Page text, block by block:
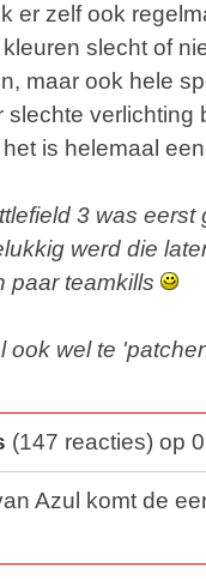
er zelf ook
slecht of
maar ook hele
slechte verlichting
is helemaal
3 was eerst
werd die
paar teamkills
ook wel te
(147 reacties) op
Azul komt de